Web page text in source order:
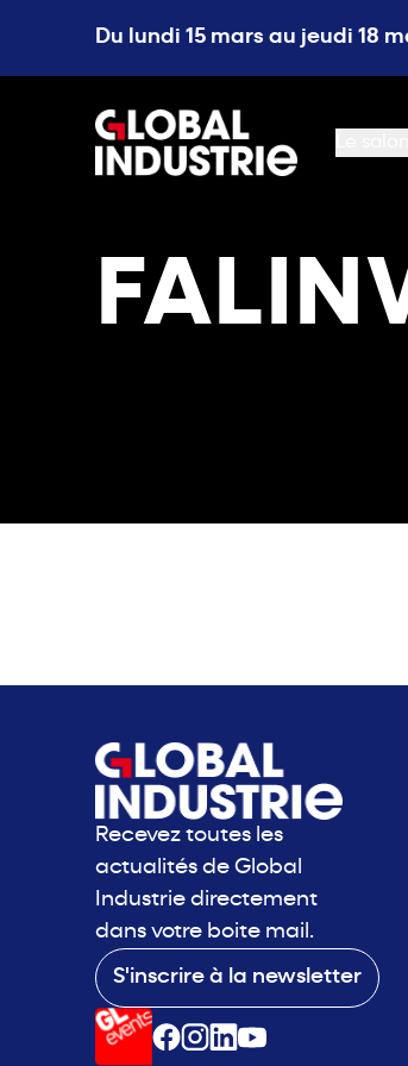
Du lundi 15 mars au jeudi 18
page.home
Recevez toutes les
actualités de Global
Industrie directement
dans votre boite mail.
S'inscrire à la newsletter